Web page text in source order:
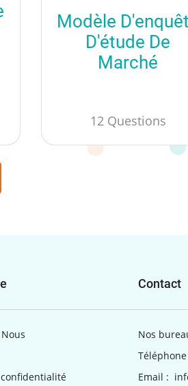
Modèle
D'étude De
Marché
12 Questions
Contact
Nos
Téléphone
Email :